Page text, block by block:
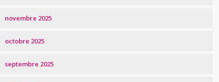
novembre 2025
octobre 2025
septembre 2025